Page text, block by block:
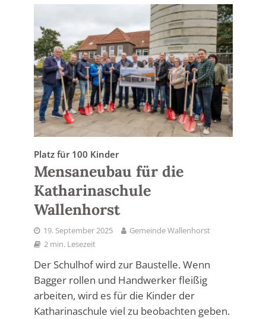
Platz für 100 Kinder
Mensaneubau für die
Katharinaschule
Wallenhorst
19. September 2025
Gemeinde Wallenhorst
2 min. Lesezeit
Der Schulhof wird zur Baustelle. Wenn
Bagger rollen und Handwerker fleißig
arbeiten, wird es für die Kinder der
Katharinaschule viel zu beobachten geben.